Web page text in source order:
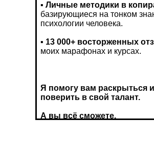
▪️ Личные методики в
базирующиеся на тонком
психологии человека.
▪️ 13 000+ восторженных
моих марафонах и курсах.
Я помогу вам раскрыться и
поверить в свой талант.
А вы всё сможете.